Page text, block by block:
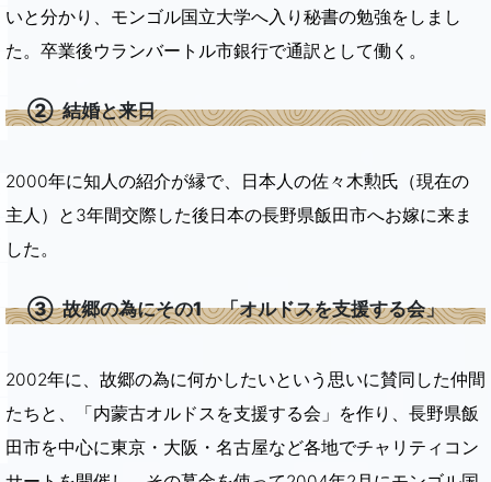
いと分かり、モンゴル国立大学へ入り秘書の勉強をしまし
た。卒業後ウランバートル市銀行で通訳として働く。
② 結婚と来日
2000年に知人の紹介が縁で、日本人の佐々木勲氏（現在の
主人）と3年間交際した後日本の長野県飯田市へお嫁に来ま
した。
③ 故郷の為にその1 「オルドスを支援する会」
2002年に、故郷の為に何かしたいという思いに賛同した仲間
たちと、「内蒙古オルドスを支援する会」を作り、長野県飯
田市を中心に東京・大阪・名古屋など各地でチャリティコン